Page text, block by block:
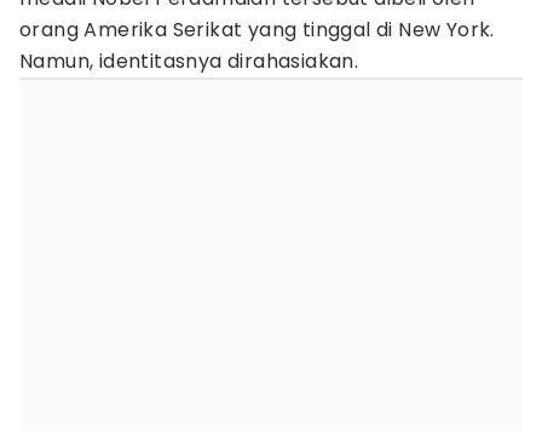
orang Amerika Serikat yang tinggal di New York.
Namun, identitasnya dirahasiakan.